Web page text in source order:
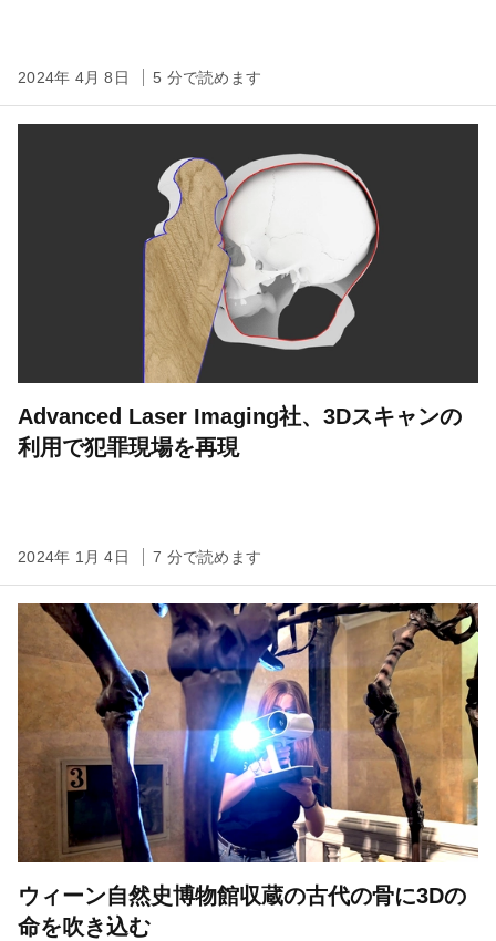
2024年 4月 8日 5 分で読めます
Advanced Laser Imaging社、3Dスキャンの
利用で犯罪現場を再現
2024年 1月 4日 7 分で読めます
ウィーン自然史博物館収蔵の古代の骨に3Dの
命を吹き込む